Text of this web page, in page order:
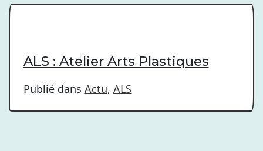
ALS : Atelier Arts Plastiques
Publié dans Actu, ALS